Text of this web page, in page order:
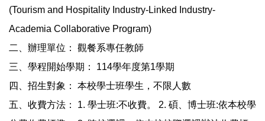
(Tourism and Hospitality Industry-Linked Industry-
Academia Collaborative Program)
二、辦理單位： 觀餐系專任教師
三、學程開始學期： 114學年度第1學期
四、招生對象： 本校學士班學生，不限人數
五、收費方法： 1. 學士班:不收費。 2. 碩、博士班:依本校學